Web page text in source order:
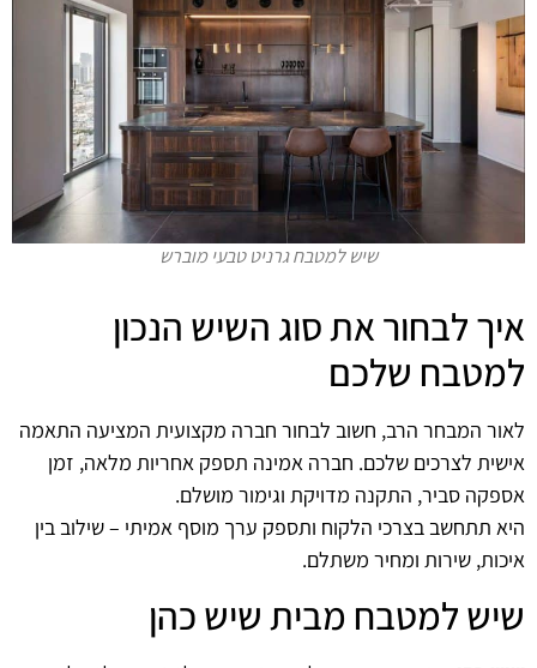
איך לבחור את סוג השיש הנכון
למטבח שלכם
לאור המבחר הרב, חשוב לבחור חברה מקצועית המציעה התאמה
אישית לצרכים שלכם. חברה אמינה תספק אחריות מלאה, זמן
אספקה סביר, התקנה מדויקת וגימור מושלם.
היא תתחשב בצרכי הלקוח ותספק ערך מוסף אמיתי – שילוב בין
איכות, שירות ומחיר משתלם.
שיש למטבח מבית שיש כהן
שיש למטבח גרניט טבעי מוברש